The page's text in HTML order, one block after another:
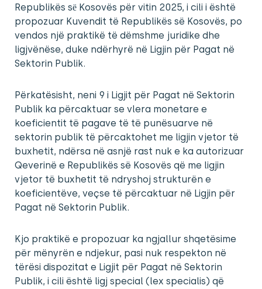
Republikës sё Kosovës për vitin 2025, i cili i është
propozuar Kuvendit të Republikës së Kosovës, po
vendos një praktikë të dëmshme juridike dhe
ligjvënëse, duke ndërhyrë në Ligjin për Pagat në
Sektorin Publik.
Përkatësisht, neni 9 i Ligjit për Pagat në Sektorin
Publik ka përcaktuar se vlera monetare e
koeficientit të pagave të të punësuarve në
sektorin publik të përcaktohet me ligjin vjetor të
buxhetit, ndërsa në asnjë rast nuk e ka autorizuar
Qeverinë e Republikës së Kosovës që me ligjin
vjetor të buxhetit të ndryshoj strukturën e
koeficientëve, veçse të përcaktuar në Ligjin për
Pagat në Sektorin Publik.
Kjo praktikë e propozuar ka ngjallur shqetësime
për mënyrën e ndjekur, pasi nuk respekton në
tërësi dispozitat e Ligjit për Pagat në Sektorin
Publik, i cili është ligj special (lex specialis) që